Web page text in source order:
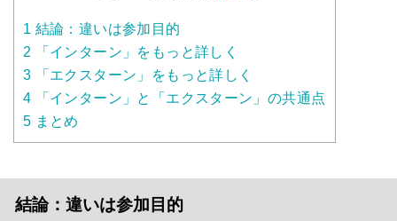
1 結論：違いは参加目的
2 「インターン」をもっと詳しく
3 「エクスターン」をもっと詳しく
4 「インターン」と「エクスターン」の共通点
5 まとめ
結論：違いは参加目的